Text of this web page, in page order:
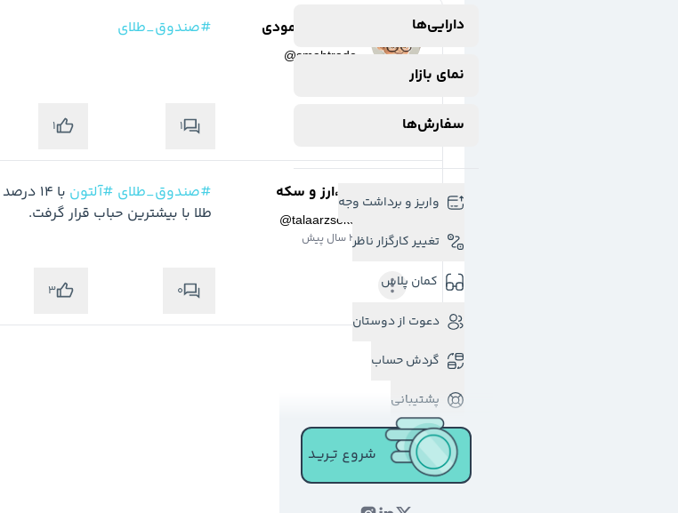
دارایی‌ها
نمای بازار
سفارش‌ها
واریز و برداشت وجه
تغییر کارگزار ناظر
کمان پلاس
دعوت از دوستان
گردش حساب
پشتیبانی
شروع تـِـریـد
سامان محمودی
@smahtrade
#صندوق_طلای
1
1
طلا،ارز و سکه
@talaarzseke
3 سال پیش
#صندوق_طلای #آلتون با 14 درصد
طلا با بیشترین حباب قرار گرفت.
0
3